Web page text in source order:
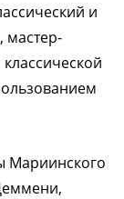
и
мастер-
Мариинского